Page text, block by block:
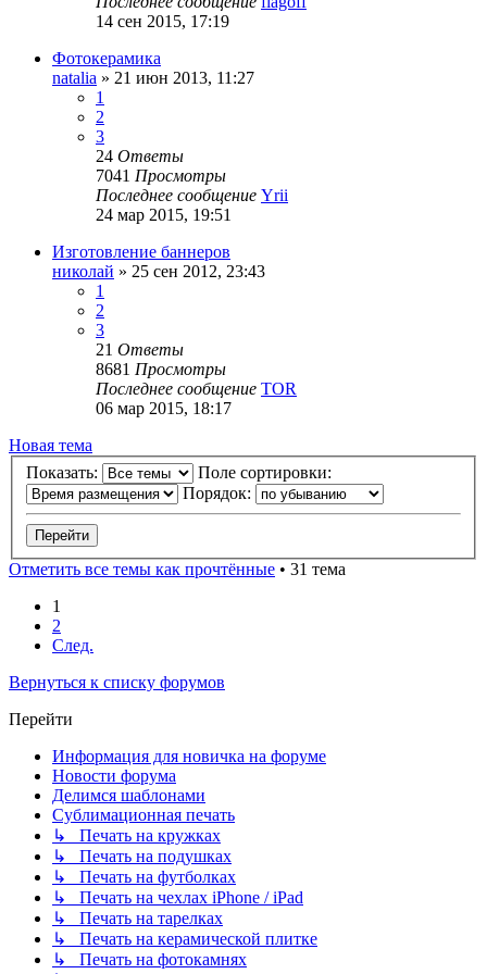
14 сен 2015, 17:19
Фотокерамика
natalia » 21 июн 2013, 11:27
1
2
3
24 Ответы
7041 Просмотры
Последнее сообщение Yrii
24 мар 2015, 19:51
Изготовление баннеров
николай » 25 сен 2012, 23:43
1
2
3
21 Ответы
8681 Просмотры
Последнее сообщение TOR
06 мар 2015, 18:17
Новая тема
Показать:
Поле сортировки:
Порядок:
Отметить все темы как прочтённые • 31 тема
1
2
След.
Вернуться к списку форумов
Перейти
Информация для новичка на форуме
Новости форума
Делимся шаблонами
Сублимационная печать
↳ Печать на кружках
↳ Печать на подушках
↳ Печать на футболках
↳ Печать на чехлах iPhone / iPad
↳ Печать на тарелках
↳ Печать на керамической плитке
↳ Печать на фотокамнях